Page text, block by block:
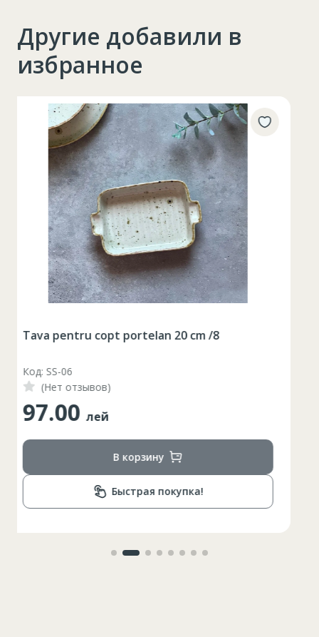
Другие добавили в
избранное
Ложка для готовки 27 см
Код: SL42-Ch-Y
(Нет отзывов)
38.00лей
В корзину
Быстрая покупка!